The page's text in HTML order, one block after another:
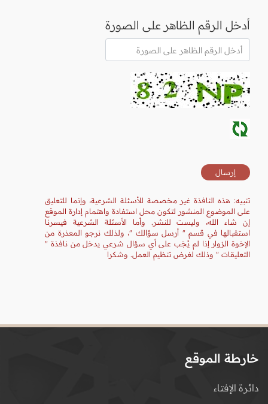
أدخل الرقم الظاهر على الصورة
تنبيه: هذه النافذة غير مخصصة للأسئلة الشرعية، وإنما للتعليق
على الموضوع المنشور لتكون محل استفادة واهتمام إدارة الموقع
إن شاء الله، وليست للنشر. وأما الأسئلة الشرعية فيسرنا
استقبالها في قسم " أرسل سؤالك "، ولذلك نرجو المعذرة من
الإخوة الزوار إذا لم يُجَب على أي سؤال شرعي يدخل من نافذة "
التعليقات " وذلك لغرض تنظيم العمل. وشكرا
خارطة الموقع
دائرة الإفتاء